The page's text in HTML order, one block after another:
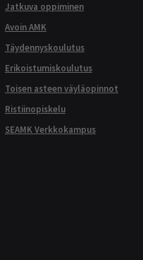
Jatkuva oppiminen
Avoin AMK
Täydennyskoulutus
Erikoistumiskoulutus
Toisen asteen väyläopinnot
Ristiinopiskelu
SEAMK Verkkokampus